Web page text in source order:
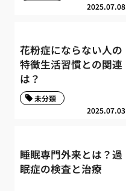
2025.07.08
花粉症にならない人の
特徴生活習慣との関連
は？
2025.07.03
未分類
睡眠専門外来とは？過
眠症の検査と治療